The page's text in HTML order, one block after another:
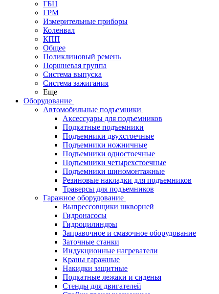
ГБЦ
ГРМ
Измерительные приборы
Коленвал
КПП
Общее
Поликлиновый ремень
Поршневая группа
Система выпуска
Система зажигания
Еще
Оборудование
Автомобильные подъемники
Аксессуары для подъемников
Подкатные подъемники
Подъемники двухстоечные
Подъемники ножничные
Подъемники одностоечные
Подъемники четырехстоечные
Подъемники шиномонтажные
Резиновые накладки для подъемников
Траверсы для подъемников
Гаражное оборудование
Выпрессовщики шкворней
Гидронасосы
Гидроцилиндры
Заправочное и смазочное оборудование
Заточные станки
Индукционные нагреватели
Краны гаражные
Накидки защитные
Подкатные лежаки и сиденья
Стенды для двигателей